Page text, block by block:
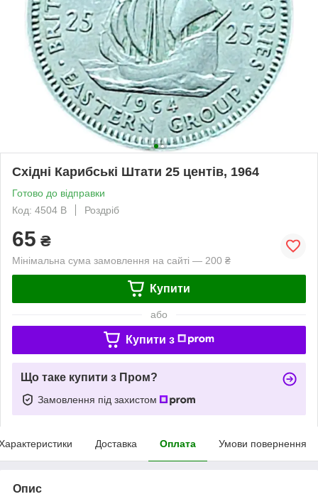
Східні Карибські Штати 25 центів, 1964
Готово до відправки
Код: 4504 B
Роздріб
65 ₴
Мінімальна сума замовлення на сайті — 200 ₴
Купити
або
Купити з
Що таке купити з Пром?
Замовлення під захистом
Доставка Оплата Умови повернення
Опис